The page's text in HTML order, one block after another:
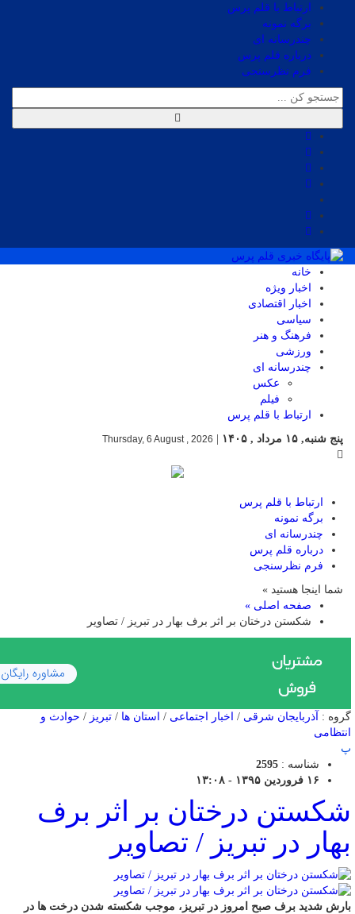
ارتباط با قلم پرس
برگه نمونه
چندرسانه ای
درباره قلم پرس
فرم نظرسنجی
خانه
اخبار ویژه
اخبار اقتصادی
سیاسی
فرهنگ و هنر
ورزشی
چندرسانه ای
عکس
فیلم
ارتباط با قلم پرس
پنج شنبه, ۱۵ مرداد , ۱۴۰۵
Thursday, 6 August , 2026
ارتباط با قلم پرس
برگه نمونه
چندرسانه ای
درباره قلم پرس
فرم نظرسنجی
شما اینجا هستید »
صفحه اصلی »
شکستن درختان بر اثر برف بهار در تبریز / تصاویر
گروه : آذربایجان شرقی / اخبار اجتماعی / استان ها / تبریز / حوادث و
انتظامی
پ
شناسه : 2595
۱۶ فروردین ۱۳۹۵ - ۱۳:۰۸
شکستن درختان بر اثر برف
بهار در تبریز / تصاویر
بارش شدید برف صبح امروز در تبریز، موجب شکسته شدن درخت ها در